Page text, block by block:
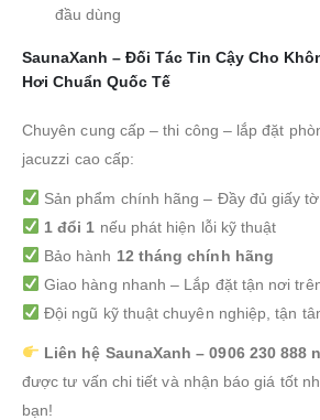
đầu dùng
SaunaXanh – Đối Tác Tin Cậy Cho
Hơi Chuẩn Quốc Tế
Chuyên cung cấp – thi công – lắp đặt
jacuzzi cao cấp:
Sản phẩm chính hãng – Đầy đủ giấy tờ
1 đổi 1 nếu phát hiện lỗi kỹ thuật
Bảo hành 12 tháng chính hãng
Giao hàng nhanh – Lắp đặt tận nơi
Đội ngũ kỹ thuật chuyên nghiệp, tận
Liên hệ SaunaXanh – 0906 230 888
được tư vấn chi tiết và nhận báo giá tốt
bạn!